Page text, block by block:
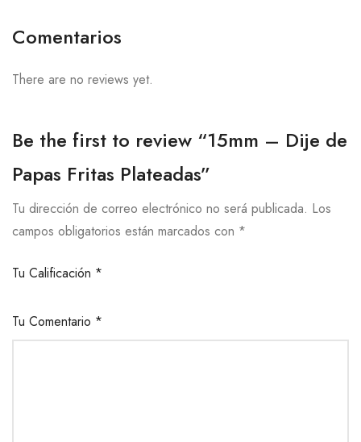
Comentarios
There are no reviews yet.
Be the first to review “15mm – Dije de
Papas Fritas Plateadas”
Tu dirección de correo electrónico no será publicada. Los
campos obligatorios están marcados con *
Tu Calificación *
Tu Comentario *